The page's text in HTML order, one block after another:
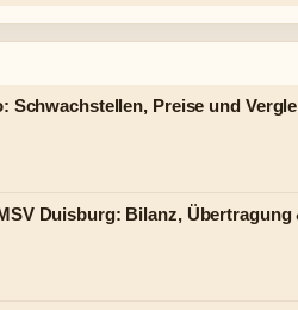
Schwachstellen, Preise und
Duisburg: Bilanz, Übertragung